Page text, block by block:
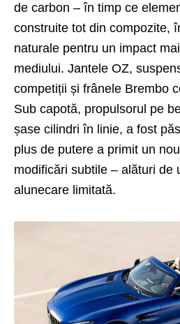
de carbon – în timp ce
construite tot din compozite,
naturale pentru un impact
mediului. Jantele OZ,
competiții și frânele Brembo
Sub capotă, propulsorul pe
șase cilindri în linie, a fost
plus de putere a primit un
modificări subtile – alături de
alunecare limitată.